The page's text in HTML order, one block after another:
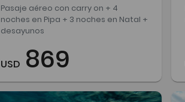
Pasaje aéreo con carry on + 4
noches en Pipa + 3 noches en Natal +
desayunos
USD 869